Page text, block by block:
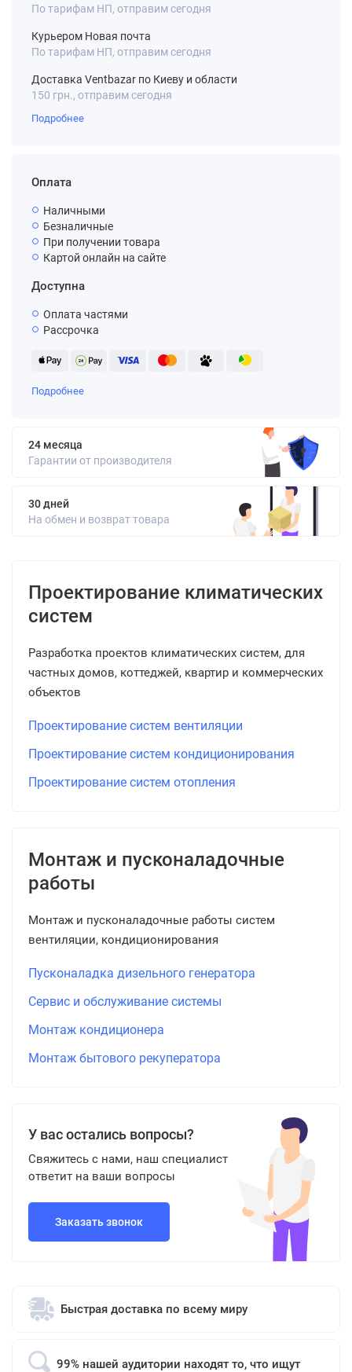
По тарифам НП, отправим сегодня
Курьером Новая почта
По тарифам НП, отправим сегодня
Доставка Ventbazar по Киеву и области
150 грн., отправим сегодня
Подробнее
Оплата
Наличными
Безналичные
При получении товара
Картой онлайн на сайте
Доступна
Оплата частями
Рассрочка
Подробнее
24 месяца
Гарантии от производителя
30 дней
На обмен и возврат товара
Проектирование климатических
систем
Разработка проектов климатических систем, для
частных домов, коттеджей, квартир и коммерческих
объектов
Проектирование систем вентиляции
Проектирование систем кондиционирования
Проектирование систем отопления
Монтаж и пусконаладочные
работы
Монтаж и пусконаладочные работы систем
вентиляции, кондиционирования
Пусконаладка дизельного генератора
Сервис и обслуживание системы
Монтаж кондиционера
Монтаж бытового рекуператора
У вас остались вопросы?
Свяжитесь с нами, наш специалист
ответит на ваши вопросы
Заказать звонок
Быстрая доставка по всему миру
99% нашей аудитории находят то, что ищут